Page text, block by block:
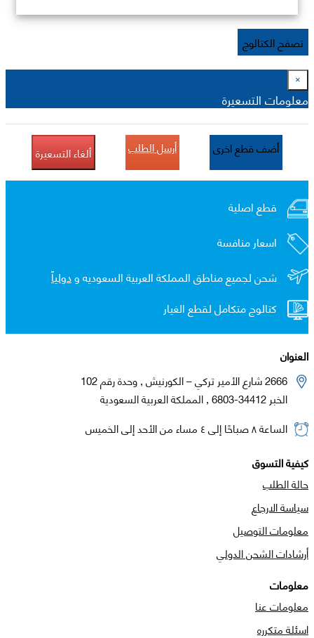
تصفح الكتالوج
×
معلومات التسعيرة
أضف قطع اخرى أرسل الطلب ألغاء التسعيرة
قطع اصلية
اسعار منافسة
شحن لجميع مناطق المملكة العربية السعوديه ودولياً
كتالوج متكامل لقطع الغيار
العنوان
2666 شارع الأمير تركي – الكورنيش , وحدة رقم 102
الخبر 34412-6803 , المملكة العربية السعودية
الساعة ٨ صباحًا إلى ٤ مساء من الأحد إلى الخميس
كيفية التسوق
حالة الطلب
سياسة الارجاع
معلومات التوصيل
أرشادات الشحن الدولي
معلومات
معلومات عنا
اسئلة متكرره